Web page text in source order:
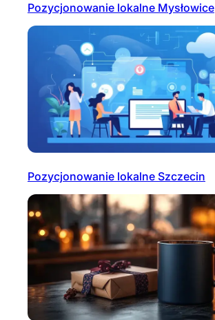
Pozycjonowanie lokalne Mysłowice
Pozycjonowanie lokalne Szczecin